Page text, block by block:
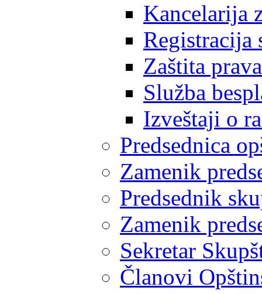
Kancelarija
Registracija
Zaštita
Služba
Izveštaji o
Predsednica
Zamenik
Predsednik
Zamenik
Sekretar
Članovi